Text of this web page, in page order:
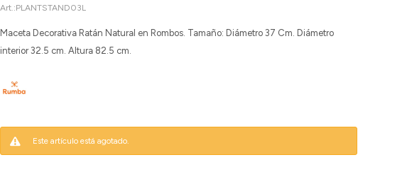
PLANTSTAND03L
Maceta Decorativa Ratán Natural en Rombos. Tamaño: Diámetro 37 Cm. Diámetro
interior 32.5 cm. Altura 82.5 cm.
Este artículo está agotado.